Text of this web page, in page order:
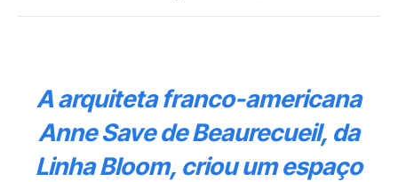
A arquiteta franco-americana
Anne Save de Beaurecueil, da
Linha Bloom, criou um espaço